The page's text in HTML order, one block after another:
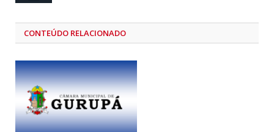
CONTEÚDO RELACIONADO